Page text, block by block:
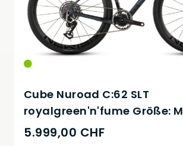
Cube Nuroad C:62 SLT
royalgreen'n'fume Größe: M
5.999,00 CHF